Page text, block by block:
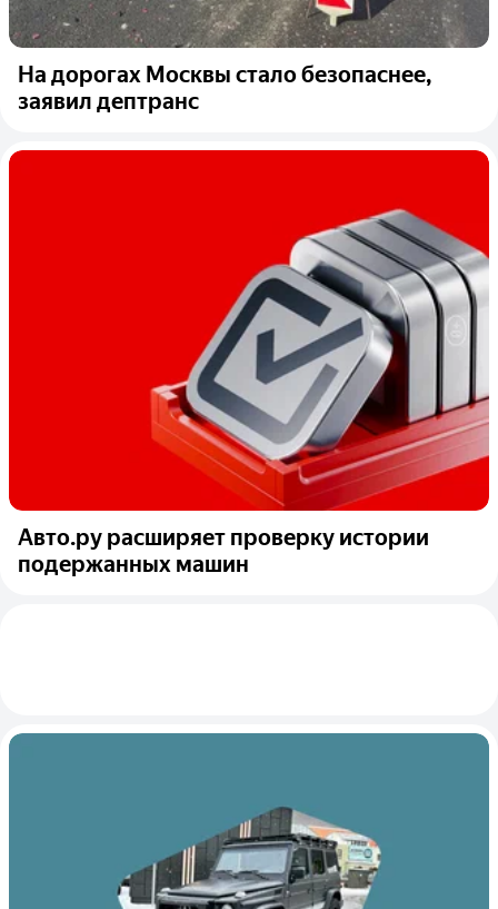
На дорогах Москвы стало безопаснее,
заявил дептранс
Авто.ру расширяет проверку истории
подержанных машин